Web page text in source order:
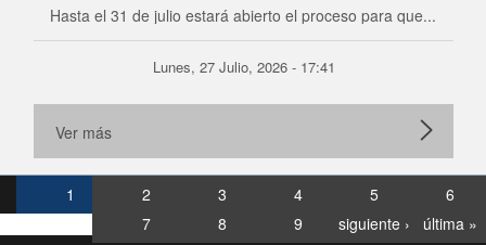
Hasta el 31 de julio estará abierto el proceso para que...
Lunes, 27 Julio, 2026 - 17:41
Ver más
1 2 3 4 5
6
7
8 9 siguiente › última »